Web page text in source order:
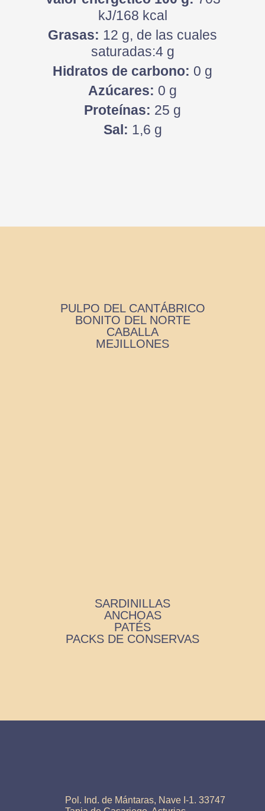
kJ/168 kcal
Grasas: 12 g, de las cuales
saturadas:4 g
Hidratos de carbono: 0 g
Azúcares: 0 g
Proteínas: 25 g
Sal: 1,6 g
PULPO DEL CANTÁBRICO
BONITO DEL NORTE
CABALLA
MEJILLONES
SARDINILLAS
ANCHOAS
PATÉS
PACKS DE CONSERVAS
Pol. Ind. de Mántaras, Nave I-1. 33747